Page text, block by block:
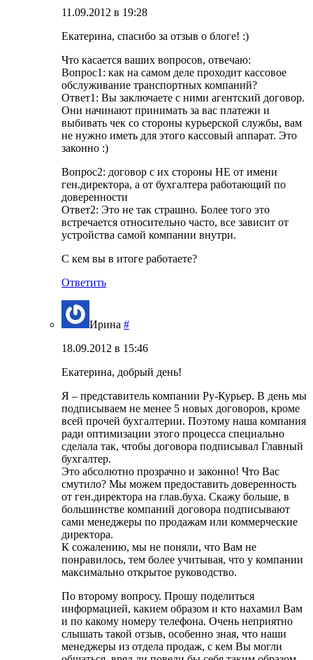
11.09.2012 в 19:28
Екатерина, спасибо за отзыв о блоге! :)
Что касается ваших вопросов, отвечаю:
Вопрос1: как на самом деле проходит кассовое
обслуживание транспортных компаний?
Ответ1: Вы заключаете с ними агентский договор.
Они начинают принимать за вас платежи и
выбивать чек со стороны курьерской службы, вам
не нужно иметь для этого кассовый аппарат. Это
законно :)
Вопрос2: договор с их стороны НЕ от имени
ген.директора, а от бухгалтера работающий по
доверенности
Ответ2: Это не так страшно. Более того это
встречается относительно часто, все зависит от
устройства самой компании внутри.
С кем вы в итоге работаете?
Ответить
Ирина #
18.09.2012 в 15:46
Екатерина, добрый день!
Я – представитель компании Ру-Курьер. В день мы
подписываем не менее 5 новых договоров, кроме
всей прочей бухгалтерии. Поэтому наша компания
ради оптимизации этого процесса специально
сделала так, чтобы договора подписывал Главный
бухгалтер.
Это абсолютно прозрачно и законно! Что Вас
смутило? Мы можем предоставить доверенность
от ген.директора на глав.буха. Скажу больше, в
большинстве компаний договора подписывают
сами менеджеры по продажам или коммерческие
директора.
К сожалению, мы не поняли, что Вам не
понравилось, тем более учитывая, что у компании
максимально открытое руководство.
По второму вопросу. Прошу поделиться
информацией, какием образом и кто нахамил Вам
и по какому номеру телефона. Очень неприятно
слышать такой отзыв, особенно зная, что наши
менеджеры из отдела продаж, с кем Вы могли